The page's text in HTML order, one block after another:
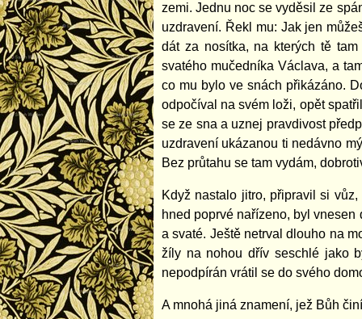
zemi. Jednu noc se vyděsil ze
uzdravení. Řekl mu: Jak jen
dát za nosítka, na kterých tě
svatého mučedníka Václava, a
co mu bylo ve snách přikázáno.
odpočíval na svém loži, opět
se ze sna a uznej pravdivost
uzdravení ukázanou ti nedávno
Bez průtahu se tam vydám,
Když nastalo jitro, připravil si
hned poprvé nařízeno, byl
a svaté. Ještě netrval dlouho na
žíly na nohou dřív seschlé jako
nepodpírán vrátil se do svého
A mnohá jiná znamení, jež Bůh